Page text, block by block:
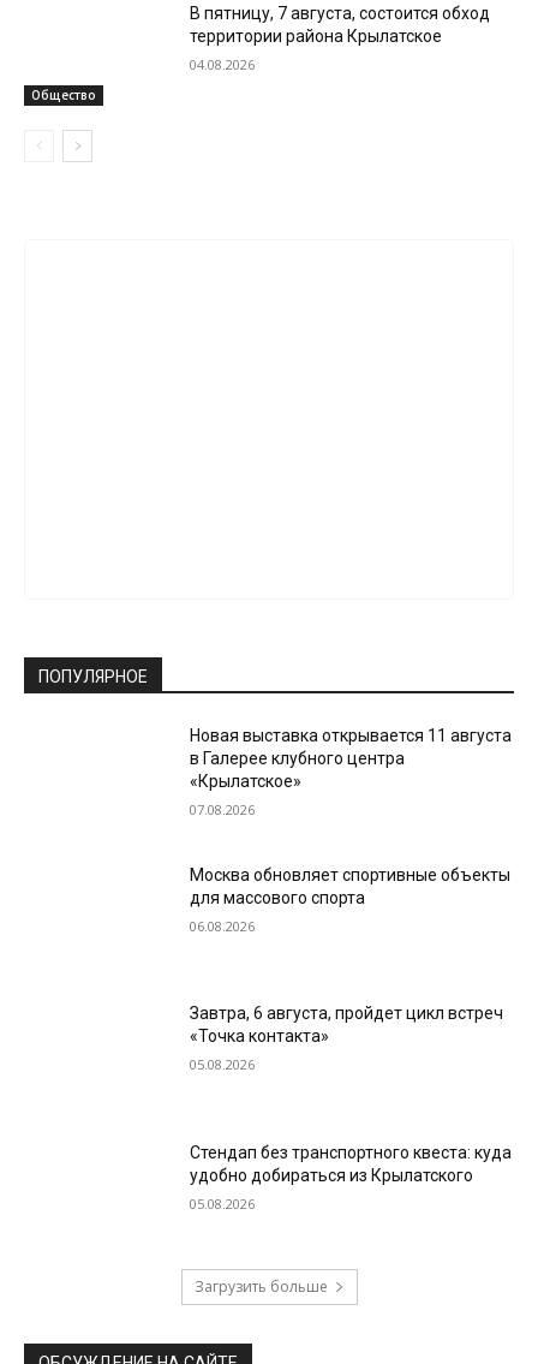
Общество
В пятницу, 7 августа, состоится обход
территории района Крылатское
04.08.2026
ПОПУЛЯРНОЕ
Новая выставка открывается 11 августа
в Галерее клубного центра
«Крылатское»
07.08.2026
Москва обновляет спортивные объекты
для массового спорта
06.08.2026
Завтра, 6 августа, пройдет цикл встреч
«Точка контакта»
05.08.2026
Стендап без транспортного квеста: куда
удобно добираться из Крылатского
05.08.2026
Загрузить больше